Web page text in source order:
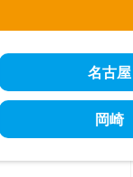
名古屋
岡崎